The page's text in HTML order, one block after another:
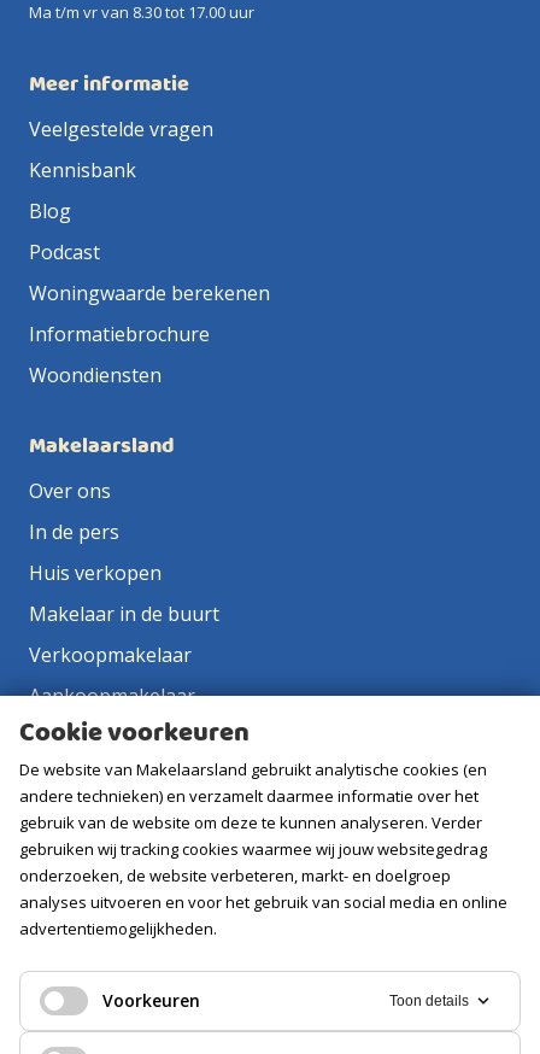
Ma t/m vr van 8.30 tot 17.00 uur
Meer informatie
Veelgestelde vragen
Kennisbank
Blog
Podcast
Woningwaarde berekenen
Informatiebrochure
Woondiensten
Makelaarsland
Over ons
In de pers
Huis verkopen
Makelaar in de buurt
Verkoopmakelaar
Aankoopmakelaar
Contact
Vacatures
Volg ons
Cookie voorkeuren
De website van Makelaarsland gebruikt analytische cookies (en
andere technieken) en verzamelt daarmee informatie over het
gebruik van de website om deze te kunnen analyseren. Verder
gebruiken wij tracking cookies waarmee wij jouw websitegedrag
onderzoeken, de website verbeteren, markt- en doelgroep
analyses uitvoeren en voor het gebruik van social media en online
advertentiemogelijkheden.
Voorkeuren Toon details